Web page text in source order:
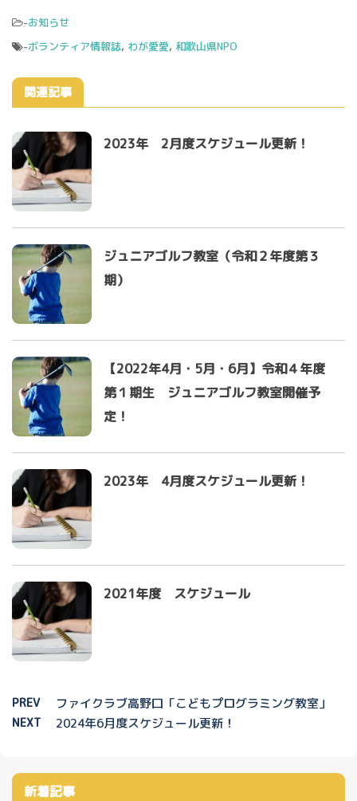
-お知らせ
-ボランティア情報誌, わが愛愛, 和歌山県NPO
関連記事
2023年 2月度スケジュール更新！
ジュニアゴルフ教室（令和２年度第３
期）
【2022年4月・5月・6月】令和４年度
第１期生 ジュニアゴルフ教室開催予
定！
2023年 4月度スケジュール更新！
2021年度 スケジュール
PREV ファイクラブ高野口「こどもプログラミング教室」
NEXT 2024年6月度スケジュール更新！
新着記事